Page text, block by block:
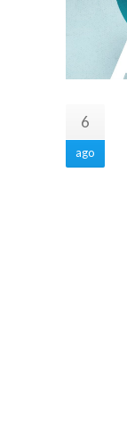
6
ago